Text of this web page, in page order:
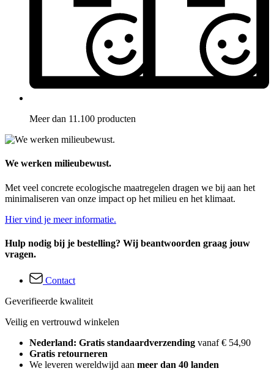
Meer dan 11.100 producten
We werken milieubewust.
Met veel concrete ecologische maatregelen dragen we bij aan het
minimaliseren van onze impact op het milieu en het klimaat.
Hier vind je meer informatie.
Hulp nodig bij je bestelling? Wij beantwoorden graag jouw
vragen.
Contact
Geverifieerde kwaliteit
Veilig en vertrouwd winkelen
Nederland: Gratis standaardverzending vanaf € 54,90
Gratis retourneren
We leveren wereldwijd aan meer dan 40 landen